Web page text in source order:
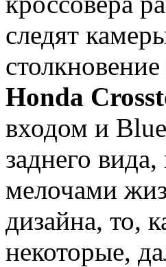
следят
Honda
входом и
заднего
мелочами
дизайна, то,
некоторые,